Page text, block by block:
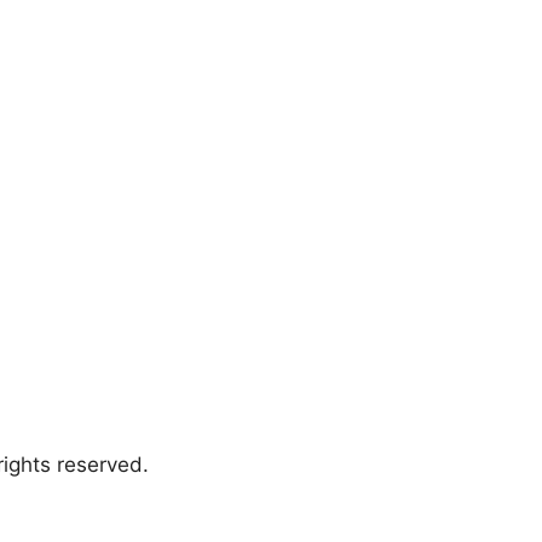
reserved.